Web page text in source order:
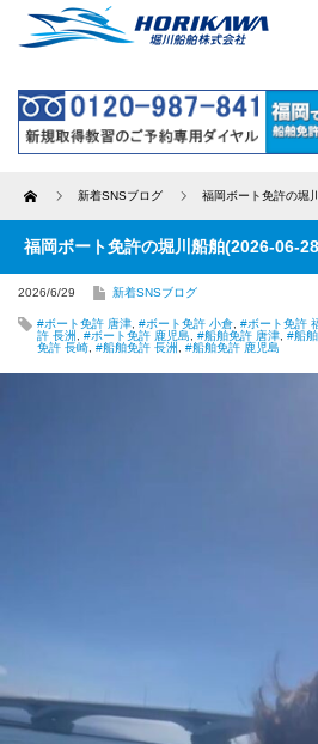
Home 新着SNSブログ 福岡ボート免許の堀
福岡ボート免許の堀川船舶(2026-06-
2026/6/29 新着SNSブログ
#ボート免許 唐津 #ボート免許 小倉 #ボート免許
許 長洲
#ボート免許 鹿児島 #船舶免許 唐津 #船
免許 長崎 #船舶免許 長洲 #船舶免許 鹿児島